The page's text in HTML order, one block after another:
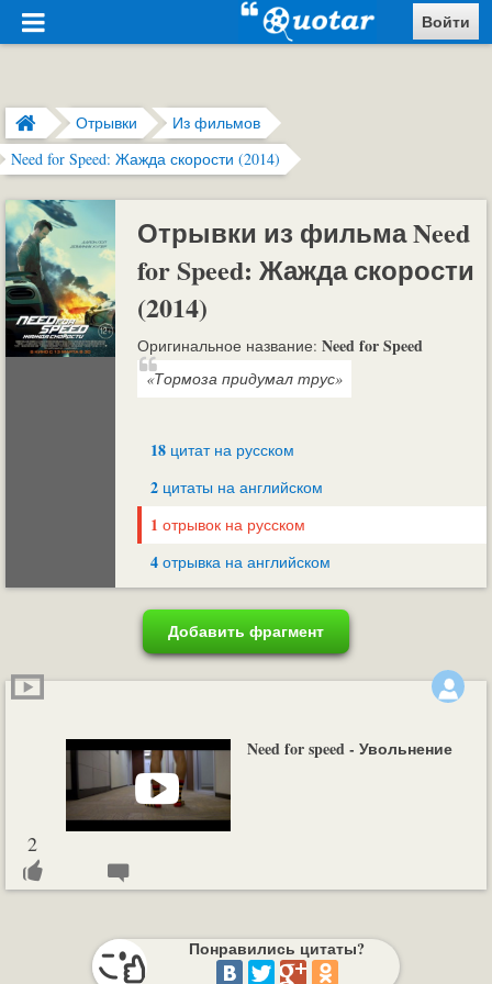
Войти
Отрывки
Из фильмов
Need for Speed: Жажда скорости (2014)
Отрывки из фильма Need
for Speed: Жажда скорости
(2014)
Оригинальное название: Need for Speed
«Тормоза придумал трус»
18 цитат на русском
2 цитаты на английском
1 отрывок на русском
4 отрывка на английском
Добавить фрагмент
Need for speed - Увольнение
2
Понравились цитаты?